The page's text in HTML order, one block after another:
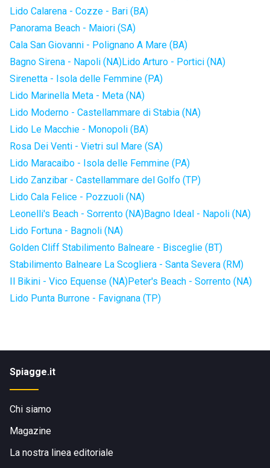
Lido Calarena - Cozze - Bari (BA)
Panorama Beach - Maiori (SA)
Cala San Giovanni - Polignano A Mare (BA)
Bagno Sirena - Napoli (NA)Lido Arturo - Portici (NA)
Sirenetta - Isola delle Femmine (PA)
Lido Marinella Meta - Meta (NA)
Lido Moderno - Castellammare di Stabia (NA)
Lido Le Macchie - Monopoli (BA)
Rosa Dei Venti - Vietri sul Mare (SA)
Lido Maracaibo - Isola delle Femmine (PA)
Lido Zanzibar - Castellammare del Golfo (TP)
Lido Cala Felice - Pozzuoli (NA)
Leonelli's Beach - Sorrento (NA)Bagno Ideal - Napoli (NA)
Lido Fortuna - Bagnoli (NA)
Golden Cliff Stabilimento Balneare - Bisceglie (BT)
Stabilimento Balneare La Scogliera - Santa Severa (RM)
Il Bikini - Vico Equense (NA)Peter's Beach - Sorrento (NA)
Lido Punta Burrone - Favignana (TP)
Spiagge.it
Chi siamo
Magazine
La nostra linea editoriale